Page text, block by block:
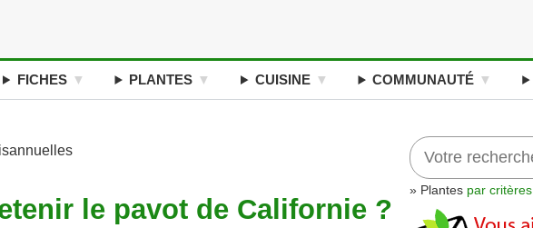
FICHES PLANTES CUISINE COMMUNAUTÉ
le pavot de Californie ?
» Plantes par critères